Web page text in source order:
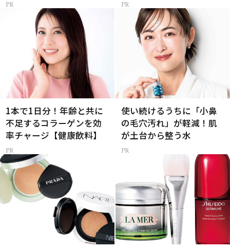
1本で1日分！年齢と共に
不足するコラーゲンを効
率チャージ【健康飲料】
使い続けるうちに「小鼻
の毛穴汚れ」が軽減！肌
が土台から整う水